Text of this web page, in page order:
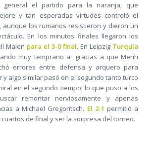
general el partido para la naranja, que
y tan esperadas virtudes controló el
aunque los rumanos resistieron y dieron un
En los minutos finales llegaron los
Malen para el 3-0 final. En Leipzig Turquía
muy temprano a gracias a que Merih
errores entre defensa y arquero para
y algo similar pasó en el segundo tanto turco
en el segundo tiempo, lo que puso a los
remontar nerviosamente y apenas
a Michael Gregoritsch. El 2-1 permitió a
de final y ser la sorpresa del torneo.